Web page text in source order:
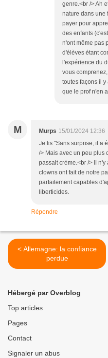
genre.<br /> Ah
nature dans une
payer pour
des enfants
n'ont même pas
d'élèves étant
l'expérience du
vous
toutes façons il
que le prof n'en
M Murps 15/01/2024 12:36
Je lis "Sans surprise, il a
/> Mais avec un peu plus
passait crème.<br /> Il
clowns ont fait de notre
parfaitement capables
liberticides.
Répondre
< Allemagne: la confiance
perdue
Hébergé par Overblog
Top articles
Pages
Contact
Signaler un abus